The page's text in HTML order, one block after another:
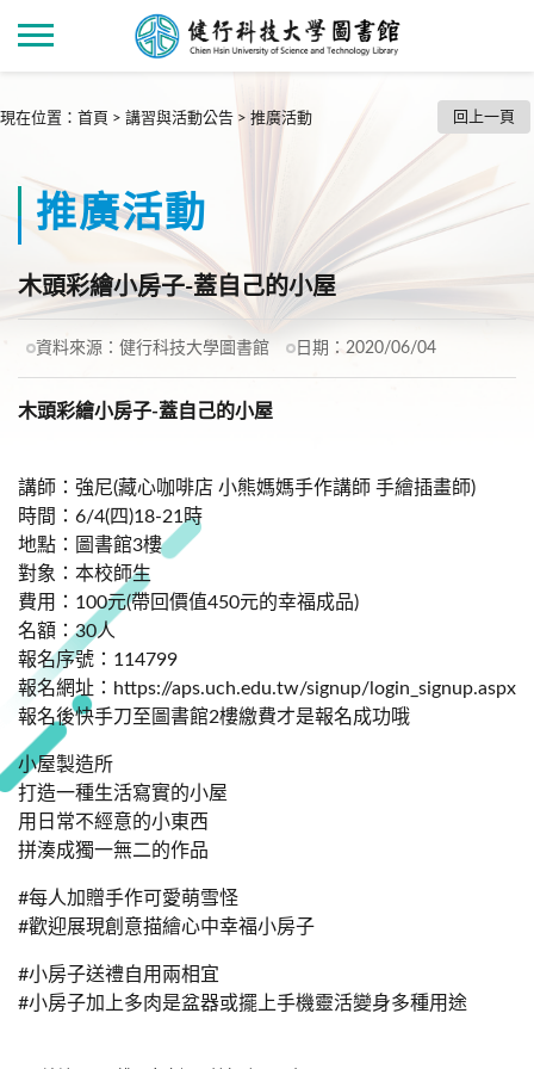
現在位置 ： 首頁 > 講習與活動公告 > 推廣活動 回上一頁
推廣活動
木頭彩繪小房子-蓋自己的小屋
資料來源： 健行科技大學圖書館 日期： 2020/06/04
木頭彩繪小房子-蓋自己的小屋
講師：強尼(藏心咖啡店 小熊媽媽手作講師 手繪插畫師)
時間：6/4(四)18-21時
地點：圖書館3樓
對象：本校師生
費用：100元(帶回價值450元的幸福成品)
名額：30人
報名序號：114799
報名網址：https://aps.uch.edu.tw/signup/login_signup.aspx
報名後快手刀至圖書館2樓繳費才是報名成功哦
小屋製造所
打造一種生活寫實的小屋
用日常不經意的小東西
拼湊成獨一無二的作品
#每人加贈手作可愛萌雪怪
#歡迎展現創意描繪心中幸福小房子
#小房子送禮自用兩相宜
#小房子加上多肉是盆器或擺上手機靈活變身多種用途